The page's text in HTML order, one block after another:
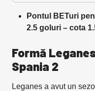
Pontul BETuri
2.5 goluri – cota
Formă
Spania 2
Leganes a avut un